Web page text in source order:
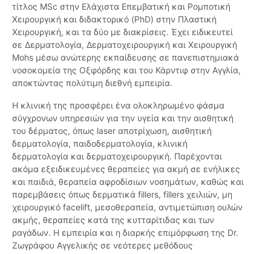
τίτλος MSc στην Ελάχιστα Επεμβατική και Ρομποτική
Χειρουργική και διδακτορικό (PhD) στην Πλαστική
Χειρουργική, και τα δύο με διακρίσεις. Έχει ειδικευτεί
σε Δερματολογία, Δερματοχειρουργική και Χειρουργική
Mohs μέσω ανώτερης εκπαίδευσης σε πανεπιστημιακά
νοσοκομεία της Οξφόρδης και του Κάρντιφ στην Αγγλία,
αποκτώντας πολύτιμη διεθνή εμπειρία.
Η κλινική της προσφέρει ένα ολοκληρωμένο φάσμα
σύγχρονων υπηρεσιών για την υγεία και την αισθητική
του δέρματος, όπως laser αποτρίχωση, αισθητική
δερματολογία, παιδοδερματολογία, κλινική
δερματολογία και δερματοχειρουργική. Παρέχονται
ακόμα εξειδικευμένες θεραπείες για ακμή σε ενήλικες
και παιδιά, θεραπεία αφροδίσιων νοσημάτων, καθώς και
παρεμβάσεις όπως δερματικά fillers, fillers χειλιών, μη
χειρουργικό facelift, μεσοθεραπεία, αντιμετώπιση ουλών
ακμής, θεραπείες κατά της κυτταρίτιδας και των
ραγάδων. Η εμπειρία και η διαρκής επιμόρφωση της Dr.
Ζωγράφου Αγγελικής σε νεότερες μεθόδους